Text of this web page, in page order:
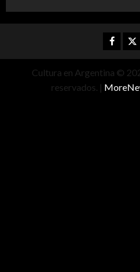
Cultura en Argentina ©
reservados. |